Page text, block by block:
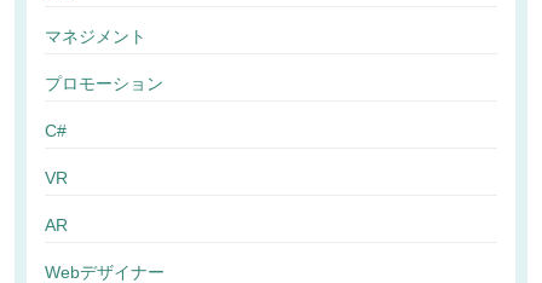
マネジメント
プロモーション
C#
VR
AR
Webデザイナー